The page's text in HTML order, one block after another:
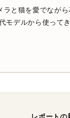
と猫を愛でながら
モデルから使って
レポートの